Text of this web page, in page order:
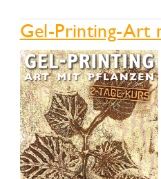
Gel-Printing-Art